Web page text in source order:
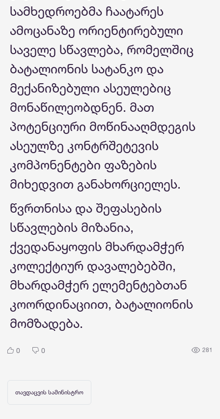
სამხედროებმა ჩაატარეს
ამოცანაზე ორიენტირებული
საველე სწავლება, რომელშიც
ბატალიონის სატანკო და
მექანიზებული ასეულებიც
მონაწილეობდნენ. მათ
პოტენციური მოწინააღმდეგის
ასეულზე კონტრშეტევის
კომპონენტები ფაზების
მიხედვით განახორციელეს.
წვრთნისა და შეფასების
სწავლების მიზანია,
ქვედანაყოფის მხარდამჭერ
კოლექტიურ დავალებებში,
მხარდამჭერ ელემენტებთან
კოორდინაციით, ბატალიონის
მომზადება.
0 0 281
თავდაცვის სამინისტრო